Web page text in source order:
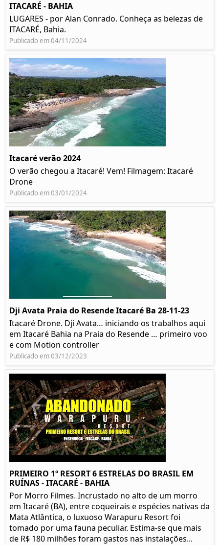
ITACARÉ - BAHIA
LUGARES - por Alan Conrado. Conheça as belezas de
ITACARÉ, Bahia.
Publicado em 04/11/2024
Itacaré verão 2024
O verão chegou a Itacaré! Vem! Filmagem: Itacaré
Drone
Publicado em 03/01/2024
Dji Avata Praia do Resende Itacaré Ba 28-11-23
Itacaré Drone. Dji Avata… iniciando os trabalhos aqui
em Itacaré Bahia na Praia do Resende … primeiro voo
e com Motion controller
Publicado em 03/12/2023
PRIMEIRO 1º RESORT 6 ESTRELAS DO BRASIL EM
RUÍNAS - ITACARÉ - BAHIA
Por Morro Filmes. Incrustado no alto de um morro
em Itacaré (BA), entre coqueirais e espécies nativas da
Mata Atlântica, o luxuoso Warapuru Resort foi
tomado por uma fauna peculiar. Estima-se que mais
de R$ 180 milhões foram gastos nas instalações...